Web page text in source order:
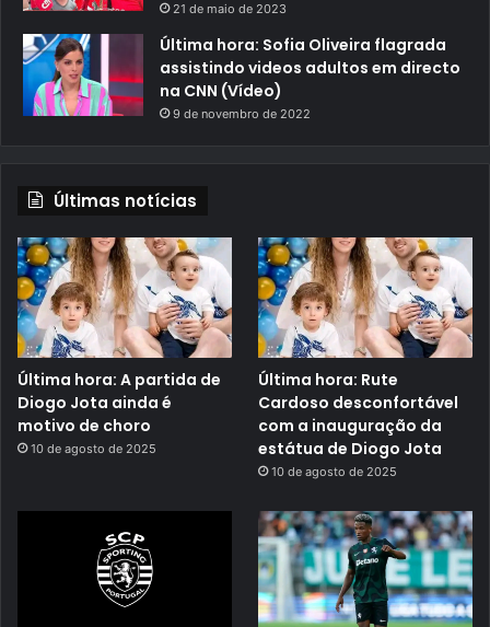
21 de maio de 2023
Última hora: Sofia Oliveira flagrada
assistindo videos adultos em directo
na CNN (Vídeo)
9 de novembro de 2022
Últimas notícias
Última hora: A partida de
Diogo Jota ainda é
motivo de choro
10 de agosto de 2025
Última hora: Rute
Cardoso desconfortável
com a inauguração da
estátua de Diogo Jota
10 de agosto de 2025